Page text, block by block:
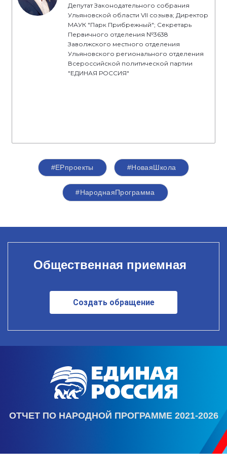
Депутат Законодательного собрания
Ульяновской области VII созыва; Директор
МАУК "Парк Прибрежный"; Секретарь
Первичного отделения №3638
Заволжского местного отделения
Ульяновского регионального отделения
Всероссийской политической партии
"ЕДИНАЯ РОССИЯ"
#ЕРпроекты #НоваяШкола
#НароднаяПрограмма
Общественная приемная
Создать обращение
ОТЧЕТ ПО НАРОДНОЙ ПРОГРАММЕ 2021-2026